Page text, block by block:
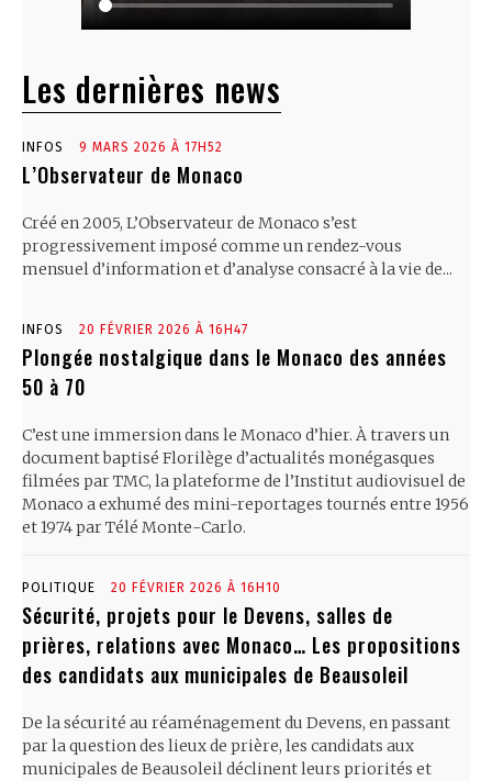
Les dernières news
INFOS 9 MARS 2026 À 17H52
L’Observateur de Monaco
Créé en 2005, L’Observateur de Monaco s’est
progressivement imposé comme un rendez-vous
mensuel d’information et d’analyse consacré à la vie de...
INFOS 20 FÉVRIER 2026 À 16H47
Plongée nostalgique dans le Monaco des années
50 à 70
C’est une immersion dans le Monaco d’hier. À travers un
document baptisé Florilège d’actualités monégasques
filmées par TMC, la plateforme de l’Institut audiovisuel de
Monaco a exhumé des mini-reportages tournés entre 1956
et 1974 par Télé Monte-Carlo.
POLITIQUE 20 FÉVRIER 2026 À 16H10
Sécurité, projets pour le Devens, salles de
prières, relations avec Monaco… Les propositions
des candidats aux municipales de Beausoleil
De la sécurité au réaménagement du Devens, en passant
par la question des lieux de prière, les candidats aux
municipales de Beausoleil déclinent leurs priorités et